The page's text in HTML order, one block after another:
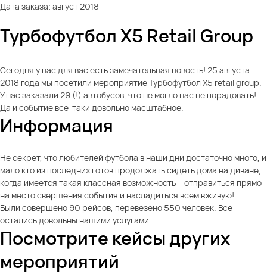
Дата заказа: август 2018
Турбофутбол X5 Retail Group
Сегодня у нас для вас есть замечательная новость! 25 августа
2018 года мы посетили мероприятие Турбофутбол X5 retail group.
У нас заказали 29 (!) автобусов, что не могло нас не порадовать!
Да и событие все-таки довольно масштабное.
Информация
Не секрет, что любителей футбола в наши дни достаточно много, и
мало кто из последних готов продолжать сидеть дома на диване,
когда имеется такая классная возможность – отправиться прямо
на место свершения события и насладиться всем вживую!
Были совершено 90 рейсов, перевезено 550 человек. Все
остались довольны нашими услугами.
Посмотрите кейсы других
мероприятий